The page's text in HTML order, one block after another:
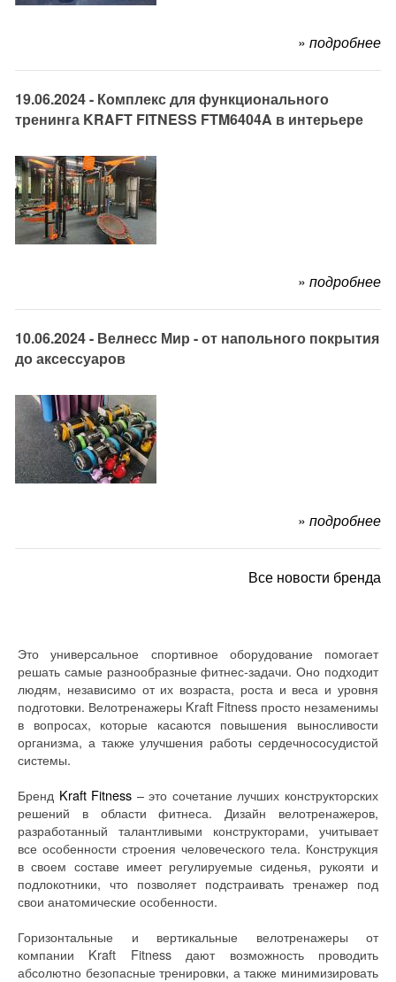
» подробнее
19.06.2024 - Комплекс для функционального
тренинга KRAFT FITNESS FTM6404A в интерьере
» подробнее
10.06.2024 - Велнесс Мир - от напольного покрытия
до аксессуаров
» подробнее
Все новости бренда
Это универсальное спортивное оборудование помогает
решать самые разнообразные фитнес-задачи. Оно подходит
людям, независимо от их возраста, роста и веса и уровня
подготовки. Велотренажеры Kraft Fitness просто незаменимы
в вопросах, которые касаются повышения выносливости
организма, а также улучшения работы сердечнососудистой
системы.
Бренд Kraft Fitness – это сочетание лучших конструкторских
решений в области фитнеса. Дизайн велотренажеров,
разработанный талантливыми конструкторами, учитывает
все особенности строения человеческого тела. Конструкция
в своем составе имеет регулируемые сиденья, рукояти и
подлокотники, что позволяет подстраивать тренажер под
свои анатомические особенности.
Горизонтальные и вертикальные велотренажеры от
компании Kraft Fitness дают возможность проводить
абсолютно безопасные тренировки, а также минимизировать